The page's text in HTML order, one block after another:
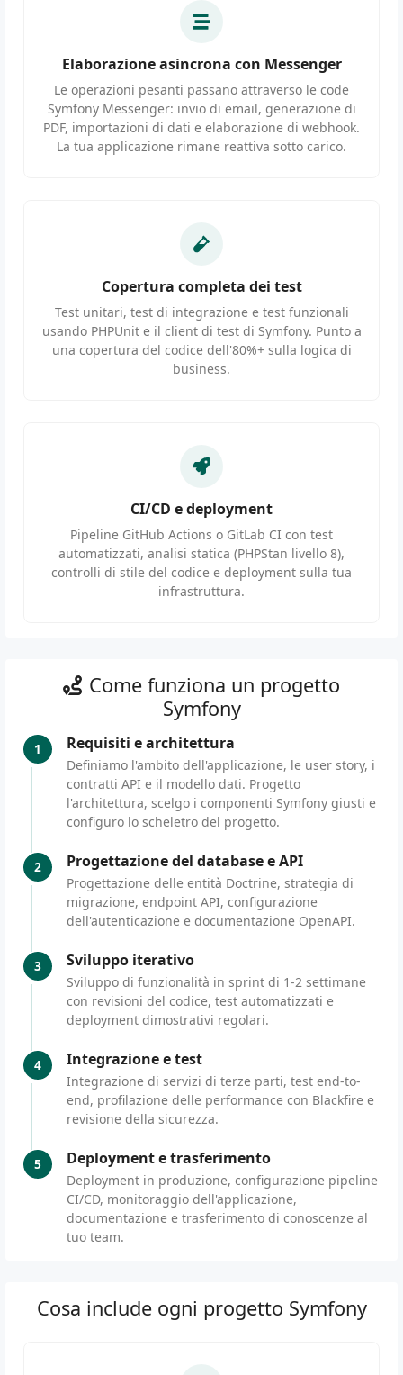
Elaborazione asincrona con Messenger
Le operazioni pesanti passano attraverso le code
Symfony Messenger: invio di email, generazione di
PDF, importazioni di dati e elaborazione di webhook.
La tua applicazione rimane reattiva sotto carico.
Copertura completa dei test
Test unitari, test di integrazione e test funzionali
usando PHPUnit e il client di test di Symfony. Punto a
una copertura del codice dell'80%+ sulla logica di
business.
CI/CD e deployment
Pipeline GitHub Actions o GitLab CI con test
automatizzati, analisi statica (PHPStan livello 8),
controlli di stile del codice e deployment sulla tua
infrastruttura.
Come funziona un progetto
Symfony
1 Requisiti e architettura
Definiamo l'ambito dell'applicazione, le user story, i
contratti API e il modello dati. Progetto
l'architettura, scelgo i componenti Symfony giusti e
configuro lo scheletro del progetto.
2 Progettazione del database e API
Progettazione delle entità Doctrine, strategia di
migrazione, endpoint API, configurazione
dell'autenticazione e documentazione OpenAPI.
3 Sviluppo iterativo
Sviluppo di funzionalità in sprint di 1-2 settimane
con revisioni del codice, test automatizzati e
deployment dimostrativi regolari.
4 Integrazione e test
Integrazione di servizi di terze parti, test end-to-
end, profilazione delle performance con Blackfire e
revisione della sicurezza.
5 Deployment e trasferimento
Deployment in produzione, configurazione pipeline
CI/CD, monitoraggio dell'applicazione,
documentazione e trasferimento di conoscenze al
tuo team.
Cosa include ogni progetto Symfony